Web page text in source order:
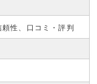
性、口コミ・評判